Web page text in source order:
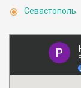
Севастополь